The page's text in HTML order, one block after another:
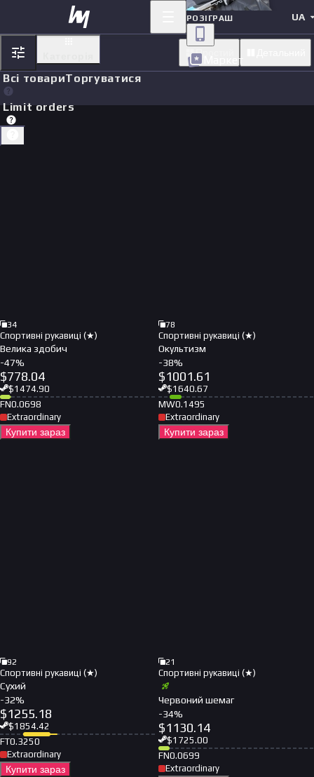
РОЗІГРАШ
Маркет
UA
Простий
Всі товариТоргуватися
Limit orders
34
Спортивні рукавиці (★)
Велика здобич
-47%
$778.04
$1474.90
FN0.0698
Extraordinary
Купити зараз
78
Спортивні рукавиці (★)
Окультизм
-38%
$1001.61
$1640.67
MW0.1495
Extraordinary
Купити зараз
92
Спортивні рукавиці (★)
Сухий
-32%
$1255.18
$1854.42
FT0.3250
Extraordinary
Купити зараз
21
Спортивні рукавиці (★)
Червоний шемаг
-34%
$1130.14
$1725.00
FN0.0699
Extraordinary